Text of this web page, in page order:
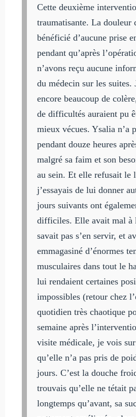
Cette deuxième
traumatisante. La douleur
bénéficié d’aucune prise
pendant qu’après
n’avons reçu aucune
du médecin sur les suites.
encore beaucoup de
de difficultés auraient pu
mieux vécues. Ysalia n’a
pendant douze heures
malgré sa faim et son
au sein. Et elle refusait le
j’essayais de lui donner
jours suivants ont
difficiles. Elle avait mal à
savait pas s’en servir, et
emmagasiné d’énormes
musculaires dans tout le
lui rendaient certaines
impossibles (retour chez
quotidien très chaotique
semaine après
visite médicale, je vois
qu’elle n’a pas pris de
jours. C’est la douche
trouvais qu’elle ne tétait
longtemps qu’avant, sa